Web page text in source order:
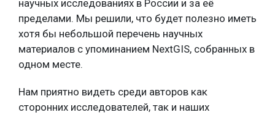
научных исследованиях в России и за её
пределами. Мы решили, что будет полезно иметь
хотя бы небольшой перечень научных
материалов с упоминанием NextGIS, собранных в
одном месте.
Нам приятно видеть среди авторов как
сторонних исследователей, так и наших